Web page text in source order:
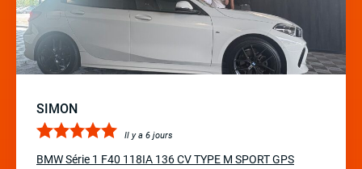
SIMON
Il y a 6 jours
BMW Série 1 F40 118IA 136 CV TYPE M SPORT GPS